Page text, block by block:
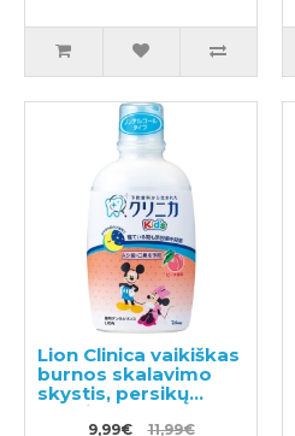
Lion Clinica vaikiškas
burnos skalavimo
skystis, persikų
skonio 250ml
9,99€ 11,99€